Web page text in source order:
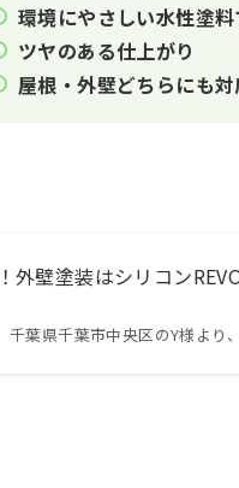
環境にやさしい水性塗
ツヤのある仕上がり
屋根・外壁どちらにも
壁塗装はシリコン
葉県千葉市中央区のY様より